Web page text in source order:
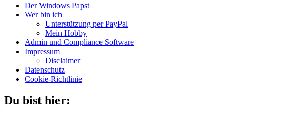
Der Windows Papst
Wer bin ich
Unterstützung per PayPal
Mein Hobby
Admin und Compliance Software
Impressum
Disclaimer
Datenschutz
Cookie-Richtlinie
Du bist hier: